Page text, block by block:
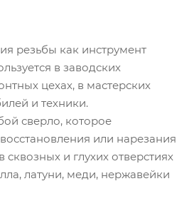
резьбы как инструмент
в заводских
цехах, в мастерских
и техники.
сверло, которое
или нарезания
сквозных и глухих отверстиях
латуни, меди, нержавейки